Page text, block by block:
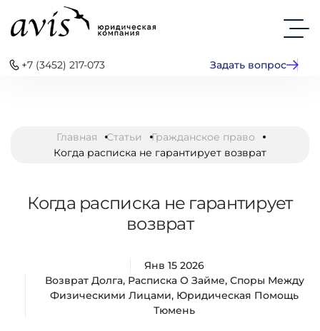
+7 (3452) 217-073 Задать вопрос
Главная Статьи
Гражданское право
Когда расписка не гарантирует возврат
Когда расписка не гарантирует
возврат
Янв 15 2026
Возврат Долга, Расписка О Займе, Споры Между
Физическими Лицами, Юридическая Помощь
Тюмень